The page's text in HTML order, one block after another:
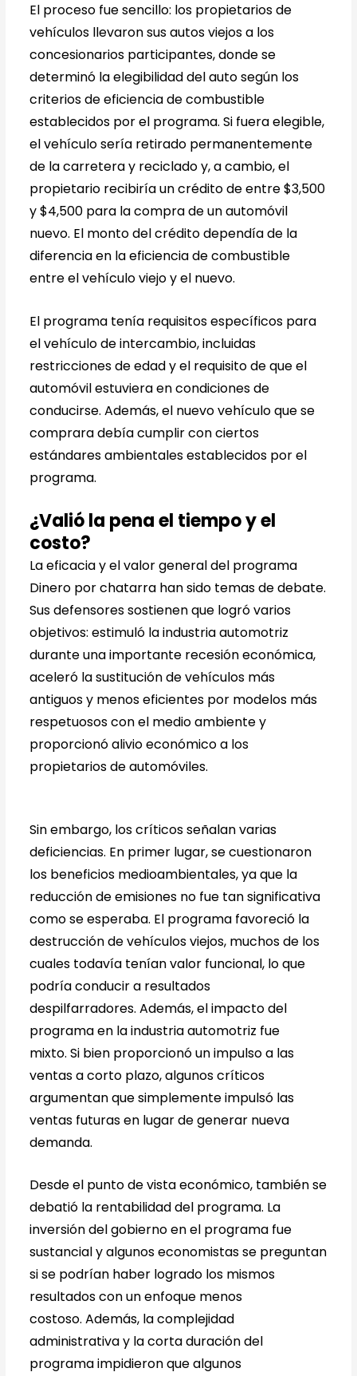
El proceso fue sencillo: los propietarios de
vehículos llevaron sus autos viejos a los
concesionarios participantes, donde se
determinó la elegibilidad del auto según los
criterios de eficiencia de combustible
establecidos por el programa. Si fuera elegible,
el vehículo sería retirado permanentemente
de la carretera y reciclado y, a cambio, el
propietario recibiría un crédito de entre $3,500
y $4,500 para la compra de un automóvil
nuevo. El monto del crédito dependía de la
diferencia en la eficiencia de combustible
entre el vehículo viejo y el nuevo.
El programa tenía requisitos específicos para
el vehículo de intercambio, incluidas
restricciones de edad y el requisito de que el
automóvil estuviera en condiciones de
conducirse. Además, el nuevo vehículo que se
comprara debía cumplir con ciertos
estándares ambientales establecidos por el
programa.
¿Valió la pena el tiempo y el
costo?
La eficacia y el valor general del programa
Dinero por chatarra han sido temas de debate.
Sus defensores sostienen que logró varios
objetivos: estimuló la industria automotriz
durante una importante recesión económica,
aceleró la sustitución de vehículos más
antiguos y menos eficientes por modelos más
respetuosos con el medio ambiente y
proporcionó alivio económico a los
propietarios de automóviles.
Sin embargo, los críticos señalan varias
deficiencias. En primer lugar, se cuestionaron
los beneficios medioambientales, ya que la
reducción de emisiones no fue tan significativa
como se esperaba. El programa favoreció la
destrucción de vehículos viejos, muchos de los
cuales todavía tenían valor funcional, lo que
podría conducir a resultados
despilfarradores. Además, el impacto del
programa en la industria automotriz fue
mixto. Si bien proporcionó un impulso a las
ventas a corto plazo, algunos críticos
argumentan que simplemente impulsó las
ventas futuras en lugar de generar nueva
demanda.
Desde el punto de vista económico, también se
debatió la rentabilidad del programa. La
inversión del gobierno en el programa fue
sustancial y algunos economistas se preguntan
si se podrían haber logrado los mismos
resultados con un enfoque menos
costoso. Además, la complejidad
administrativa y la corta duración del
programa impidieron que algunos